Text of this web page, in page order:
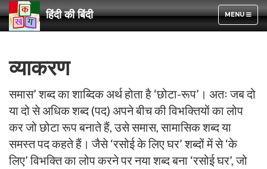
TOGGLE
NAVIGATION
MENU
हिंदी की बिंदी
व्याकरण
समास’ शब्द का शाब्दिक अर्थ होता है ‘छोटा-रूप’। अतः जब दो
या दो से अधिक शब्द (पद) अपने बीच की विभक्तियों का लोप
कर जो छोटा रूप बनाते हैं, उसे समास, सामासिक शब्द या
समस्त पद कहते हैं। जैसे ‘रसोई के लिए घर’ शब्दों में से ‘के
लिए’ विभक्ति का लोप करने पर नया शब्द बना ‘रसोई घर’, जो